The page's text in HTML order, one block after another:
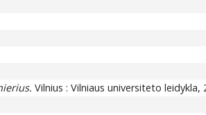
Vilnius : Vilniaus universiteto leidykla,